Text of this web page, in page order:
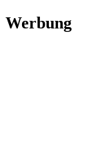
Werbung